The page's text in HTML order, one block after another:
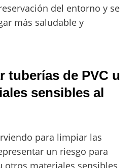
del entorno y se
más saludable y
tuberías de PVC u
sensibles al
para limpiar las
un riesgo para
otros materiales sensibles